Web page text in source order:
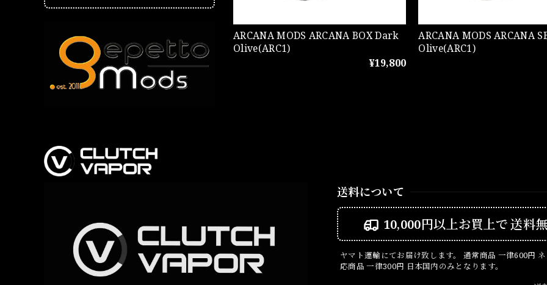
ARCANA MODS ARCANA BOX Dark
Olive(ARC1)
¥19,800
ARCANA MODS ARCANA SBS Dark
Olive(ARC1)
送料について
10,000円以上お買上で送料
ヤマト運輸にてお届け致します。 通常商品 一律600円
応商品 一律300円 日本国内のみとなります。